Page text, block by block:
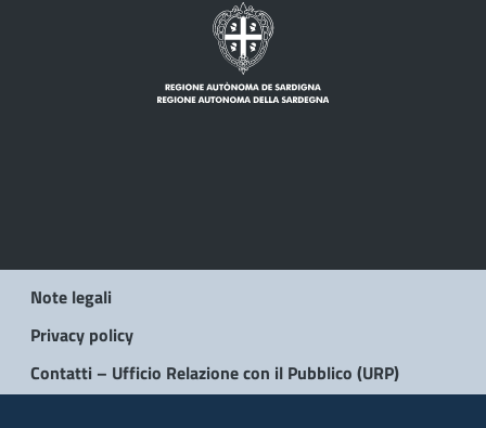
Note legali
Privacy policy
Contatti – Ufficio Relazione con il Pubblico (URP)